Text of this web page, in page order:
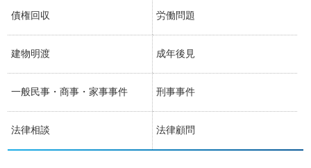
債権回収 労働問題
建物明渡 成年後見
一般民事・商事・家事事件 刑事事件
法律相談 法律顧問